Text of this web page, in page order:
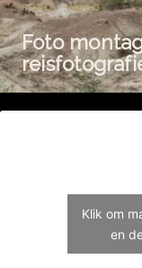
FOTO · VIDEO
Foto
Klik om
en